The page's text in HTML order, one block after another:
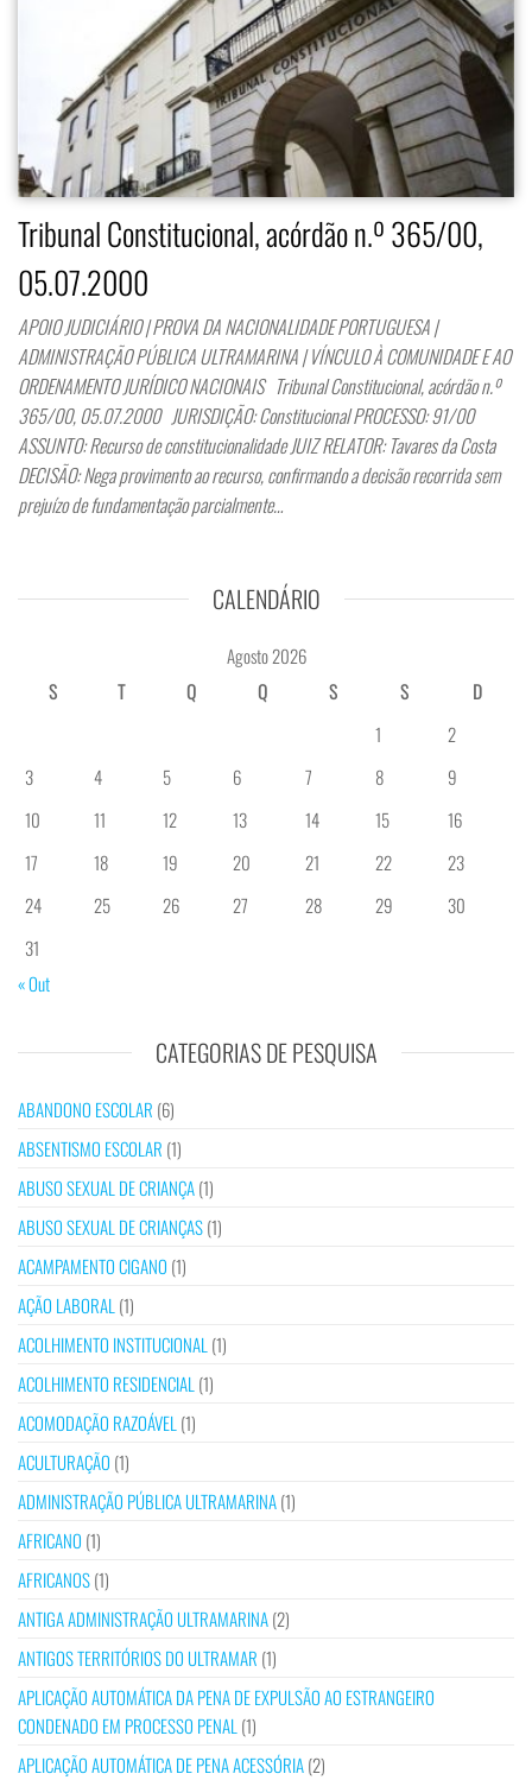
Tribunal Constitucional, acórdão n.º 365/00,
05.07.2000
APOIO JUDICIÁRIO | PROVA DA NACIONALIDADE PORTUGUESA |
ADMINISTRAÇÃO PÚBLICA ULTRAMARINA | VÍNCULO À COMUNIDADE E AO
ORDENAMENTO JURÍDICO NACIONAIS Tribunal Constitucional, acórdão n.º
365/00, 05.07.2000 JURISDIÇÃO: Constitucional PROCESSO: 91/00
ASSUNTO: Recurso de constitucionalidade JUIZ RELATOR: Tavares da Costa
DECISÃO: Nega provimento ao recurso, confirmando a decisão recorrida sem
prejuízo de fundamentação parcialmente…
CALENDÁRIO
Agosto 2026
S
T Q Q S S
D
1
2
3
4 5 6 7 8
9
10
11 12 13 14 15
16
17
18 19 20 21 22
23
24
25 26 27 28 29
30
31
« Out
CATEGORIAS DE PESQUISA
ABANDONO ESCOLAR (6)
ABSENTISMO ESCOLAR (1)
ABUSO SEXUAL DE CRIANÇA(1)
ABUSO SEXUAL DE CRIANÇAS(1)
ACAMPAMENTO CIGANO (1)
AÇÃO LABORAL (1)
ACOLHIMENTO INSTITUCIONAL (1)
ACOLHIMENTO RESIDENCIAL (1)
ACOMODAÇÃO RAZOÁVEL (1)
ACULTURAÇÃO (1)
ADMINISTRAÇÃO PÚBLICA ULTRAMARINA(1)
AFRICANO (1)
AFRICANOS(1)
ANTIGA ADMINISTRAÇÃO ULTRAMARINA(2)
ANTIGOS TERRITÓRIOS DO ULTRAMAR (1)
APLICAÇÃO AUTOMÁTICA DA PENA DE EXPULSÃO AO ESTRANGEIRO
CONDENADO EM PROCESSO PENAL (1)
APLICAÇÃO AUTOMÁTICA DE PENA ACESSÓRIA(2)